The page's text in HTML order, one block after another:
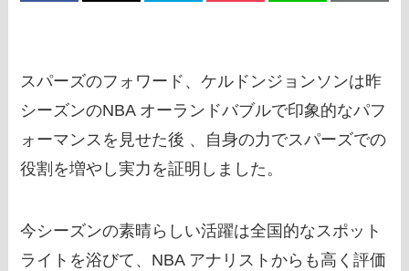
スパーズのフォワード、ケルドンジョンソンは昨
シーズンのNBA オーランドバブルで印象的なパフ
ォーマンスを見せた後 、自身の力でスパーズでの
役割を増やし実力を証明しました。
今シーズンの素晴らしい活躍は全国的なスポット
ライトを浴びて、NBA アナリストからも高く評価